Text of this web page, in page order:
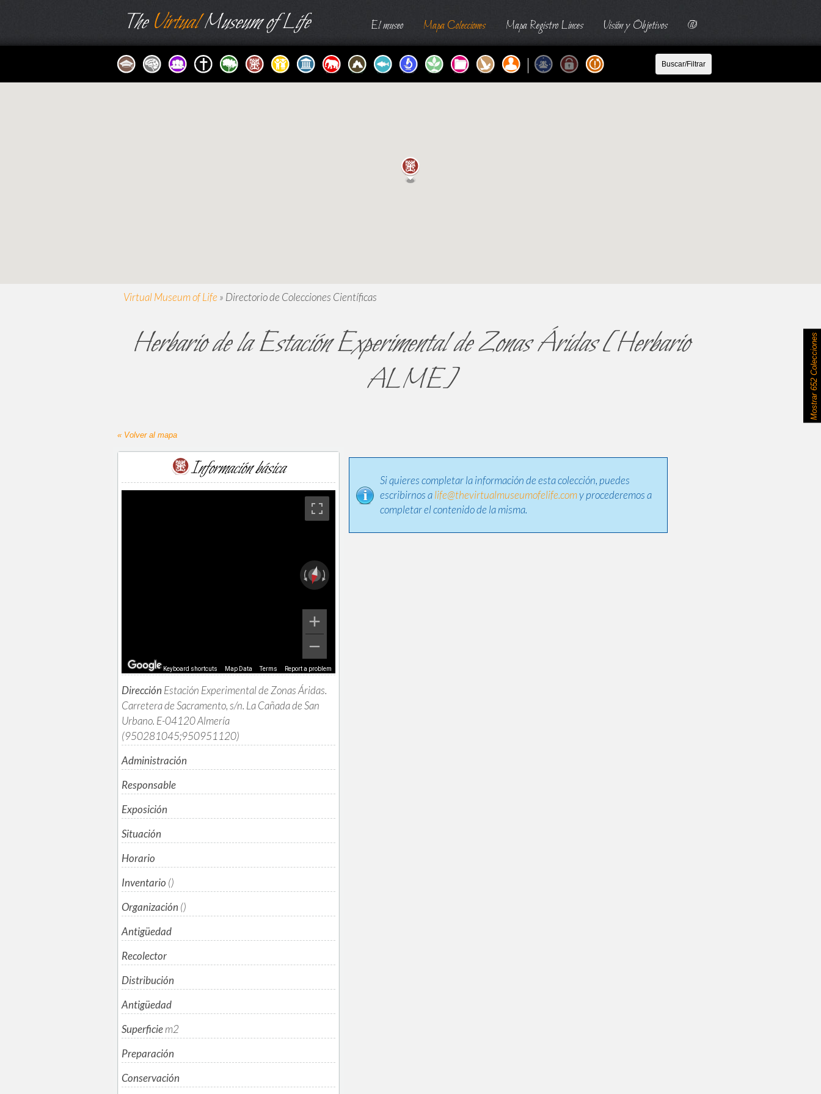
TheVirtualMuseum of Life El museo Mapa Colecciones Mapa Registro Linces Visión y Objetivos @
Mostrar
652 Colecciones
Virtual Museum of Life » Directorio de Colecciones Científicas
Herbario de la Estación Experimental de Zonas Áridas [Herbario
ALME]
« Volver al mapa
Información básica
Keyboard shortcuts Map Data Terms Report a problem
Dirección Estación Experimental de Zonas Áridas.
Carretera de Sacramento, s/n. La Cañada de San
Urbano. E-04120 Almería
(950281045;950951120)
Administración
Responsable
Exposición
Situación
Horario
Inventario ()
Organización ()
Antigüedad
Recolector
Distribución
Antigüedad
Superficiem2
Preparación
Conservación
Si quieres completar la información de esta colección, puedes
escribirnos alife@thevirtualmuseumofelife.comy procederemos a
completar el contenido de la misma.